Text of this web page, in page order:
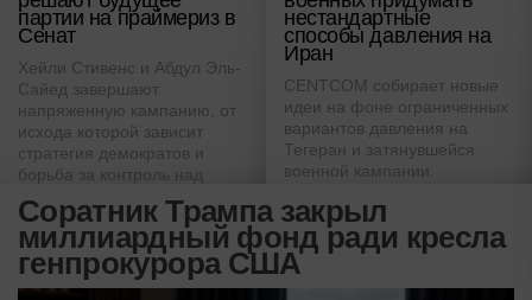
партии на праймериз в
Сенат
Хейли Стивенс и Абдул Эль-
Сайед завершают
напряженную кампанию, от
исхода которой зависит
стратегия демократов и
борьба за контроль над
нестандартные
способы давления на
Иран
CENTCOM собирает новые
идеи на фоне ограниченных
вариантов давления на
Тегеран и затянувшейся
военной кампании.
Соратник Трампа закрыл
миллиардный фонд ради кресла
генпрокурора США